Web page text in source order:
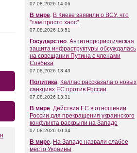
07.08.2026 14:06
В мире. В Киеве заявили о ВСУ, что
"там просто хаос"
07.08.2026 13:51
Государство. Антитеррористическая
защита инфраструктуры обсуждалась
на совещании Путина с членами
Совбеза
07.08.2026 13:43
Политика. Каллас рассказала о новых
санкциях ЕС против России
07.08.2026 13:31
В мире. Действия ЕС в отношении
России для прекращения украинского
конфликта раскрыли на Западе
07.08.2026 10:34
В мире. На Западе назвали слабое
место Украины